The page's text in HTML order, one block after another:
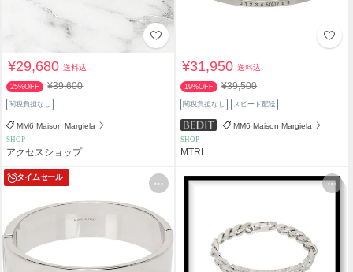
¥29,680送料込
25%OFF ¥39,600
関税負担なし
MM6 Maison Margiela
SHOP
アクセスショップ
¥31,950送料込
19%OFF ¥39,500
関税負担なし スピード配送
MM6 Maison Margiela
SHOP
MTRL
タイムセール